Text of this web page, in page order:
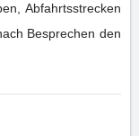
Abfahrtsstrecken
Besprechen den